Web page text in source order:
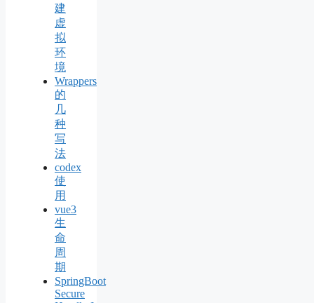
建
虚
拟
环
境
Wrappers
的
几
种
写
法
codex
使
用
vue3
生
命
周
期
SpringBoot
Secure